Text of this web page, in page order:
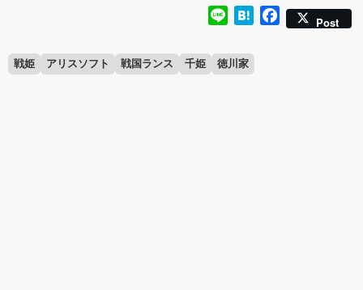
Line HatenaFacebook
Post
戦姫 アリスソフト 戦国ランス 千姫 徳川家